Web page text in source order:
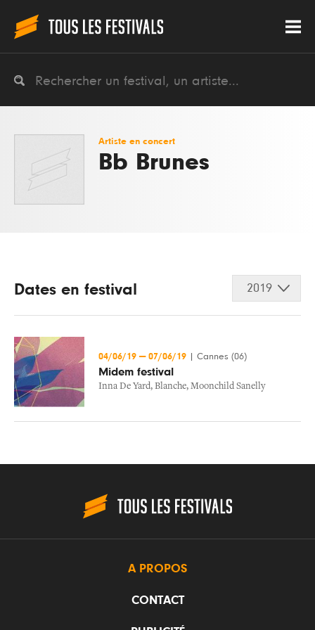
Artiste en concert
Bb Brunes
Dates en festival 2019
04/06/19 — 07/06/19 Cannes (06)
Midem festival
Inna De Yard, Blanche, Moonchild Sanelly
A PROPOS
CONTACT